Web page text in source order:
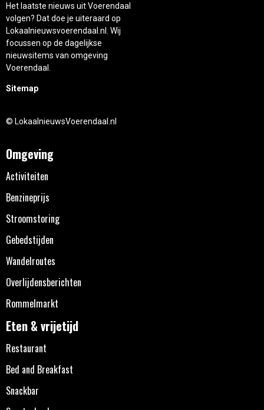
Het laatste nieuws uit Voerendaal
volgen? Dat doe je uiteraard op
Lokaalnieuwsvoerendaal.nl. Wij
focussen op de dagelijkse
nieuwsitems van omgeving
Voerendaal.
Sitemap
© LokaalnieuwsVoerendaal.nl
Omgeving
Activiteiten
Benzineprijs
Stroomstoring
Gebedstijden
Wandelroutes
Overlijdensberichten
Rommelmarkt
Eten & vrijetijd
Restaurant
Bed and Breakfast
Snackbar